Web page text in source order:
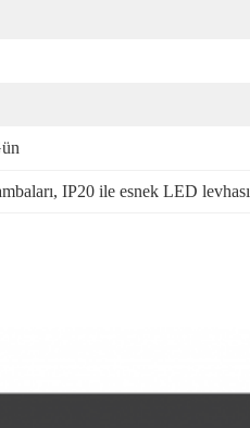
, IP20 ile esnek LED levhası